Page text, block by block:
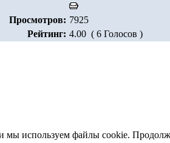
Просмотров: 7925
Рейтинг: 4.00 ( 6 Голосов )
мы используем файлы cookie.